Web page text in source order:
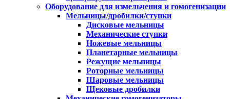
Оборудование для измельчения и гомогенизации
Мельницы/дробилки/ступки
Дисковые мельницы
Механические ступки
Ножевые мельницы
Планетарные мельницы
Режущие мельницы
Роторные мельницы
Шаровые мельницы
Щековые дробилки